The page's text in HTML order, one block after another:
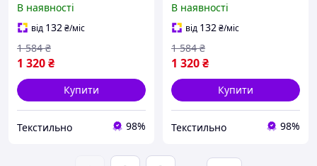
Sexen SS23075_k
В наявності
від 132₴/міс
1 320₴
1 584 ₴
Купити
Текстильно 98%
Sexen SS23075_k
В наявності
від 132₴/міс
1 320₴
1 584 ₴
Купити
Текстильно 98%